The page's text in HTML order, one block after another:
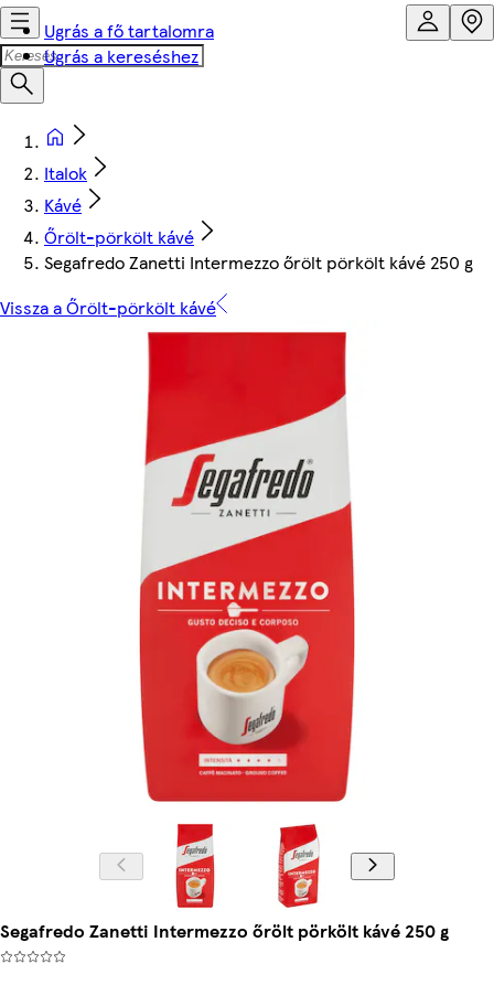
Ugrás a fő tartalomra
Ugrás a kereséshez
Italok
Kávé
Őrölt-pörkölt kávé
Segafredo Zanetti Intermezzo őrölt pörkölt kávé 250 g
Vissza a Őrölt-pörkölt kávé
Segafredo Zanetti Intermezzo őrölt pörkölt kávé 250 g